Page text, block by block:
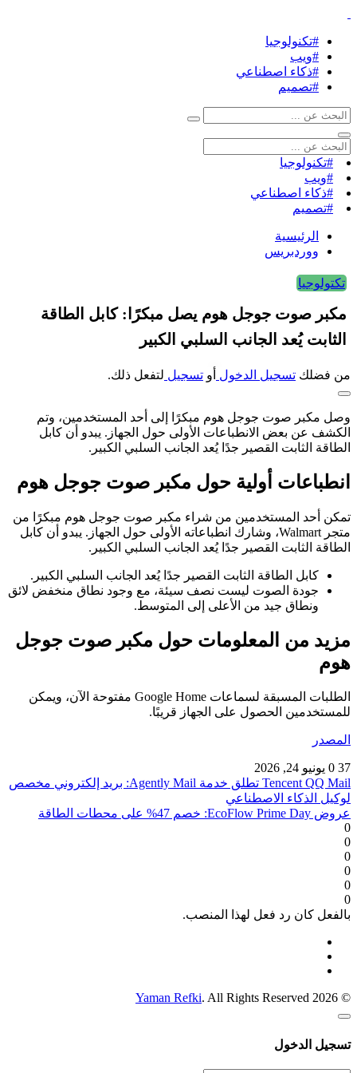
#تكنولوجيا
#ويب
#ذكاء اصطناعي
#تصميم
#تكنولوجيا
#ويب
#ذكاء اصطناعي
#تصميم
الرئيسية
ووردبريس
تكتولوجيا
مكبر صوت جوجل هوم يصل مبكرًا: كابل الطاقة
الثابت يُعد الجانب السلبي الكبير
من فضلك تسجيل الدخول أو تسجيل لتفعل ذلك.
وصل مكبر صوت جوجل هوم مبكرًا إلى أحد المستخدمين، وتم
الكشف عن بعض الانطباعات الأولى حول الجهاز. يبدو أن كابل
الطاقة الثابت القصير جدًا يُعد الجانب السلبي الكبير.
انطباعات أولية حول مكبر صوت جوجل هوم
تمكن أحد المستخدمين من شراء مكبر صوت جوجل هوم مبكرًا من
متجر Walmart، وشارك انطباعاته الأولى حول الجهاز. يبدو أن كابل
الطاقة الثابت القصير جدًا يُعد الجانب السلبي الكبير.
كابل الطاقة الثابت القصير جدًا يُعد الجانب السلبي الكبير.
جودة الصوت ليست نصف سيئة، مع وجود نطاق منخفض لائق
ونطاق جيد من الأعلى إلى المتوسط.
مزيد من المعلومات حول مكبر صوت جوجل
هوم
الطلبات المسبقة لسماعات Google Home مفتوحة الآن، ويمكن
للمستخدمين الحصول على الجهاز قريبًا.
المصدر
37
0 يونيو 24, 2026
Tencent QQ Mail تطلق خدمة Agently Mail: بريد إلكتروني مخصص
لوكيل الذكاء الاصطناعي
عروض EcoFlow Prime Day: خصم 47% على محطات الطاقة
0
0
0
0
0
0
بالفعل كان رد فعل لهذا المنصب.
© 2026
Yaman Refki. All Rights Reserved
تسجيل الدخول